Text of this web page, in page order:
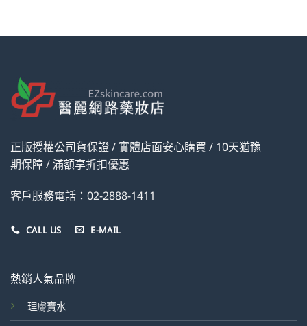
正版授權公司貨保證 / 實體店面安心購買 / 10天猶豫
期保障 / 滿額享折扣優惠
客戶服務電話：02-2888-1411
CALL US E-MAIL
熱銷人氣品牌
理膚寶水